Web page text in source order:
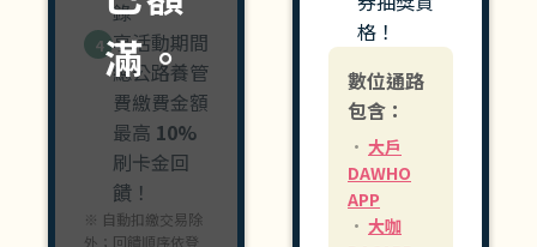
滿。
錄
4 享活動期間
總公路養管
費繳費金額
最高 10%
刷卡金回
饋！
※ 自動扣繳交易除
外；回饋順序依登
格！
數位通路
包含：
大戶
DAWHO
APP
大咖